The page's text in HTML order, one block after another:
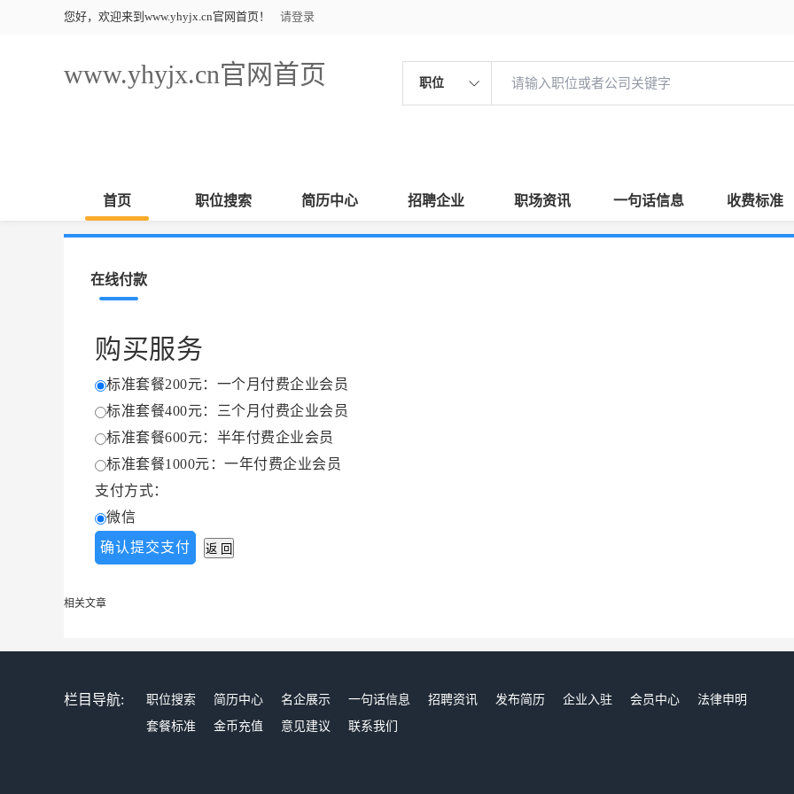
您好，欢迎来到www.yhyjx.cn官网首页！ 请登录
www.yhyjx.cn官网首页 职位
首页 职位搜索 简历中心 招聘企业 职场资讯 一句话信息 收费标准
在线付款
购买服务
标准套餐200元：一个月付费企业会员
标准套餐400元：三个月付费企业会员
标准套餐600元：半年付费企业会员
标准套餐1000元：一年付费企业会员
支付方式：
微信
相关文章
栏目导航: 职位搜索 简历中心 名企展示 一句话信息 招聘资讯 发布简历 企业入驻 会员中心
法律申明
套餐标准
金币充值 意见建议 联系我们